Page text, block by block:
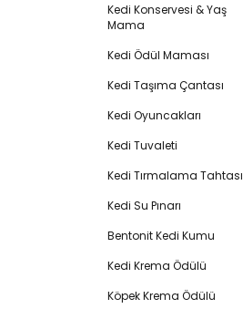
Kedi Konservesi & Yaş
Mama
Kedi Ödül Maması
Kedi Taşıma Çantası
Kedi Oyuncakları
Kedi Tuvaleti
Kedi Tırmalama Tahtası
Kedi Su Pınarı
Bentonit Kedi Kumu
Kedi Krema Ödülü
Köpek Krema Ödülü